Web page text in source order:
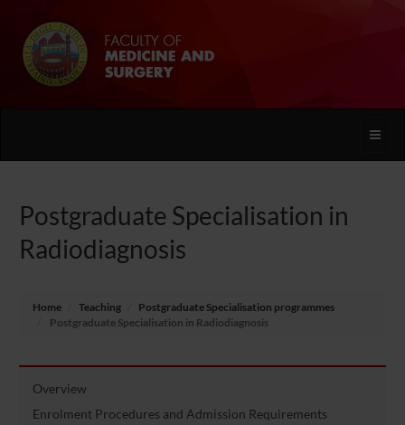
Toggle
Postgraduate Specialisation in
Radiodiagnosis
Home Teaching
Postgraduate Specialisation programmes
Postgraduate Specialisation in Radiodiagnosis
Overview
Enrolment Procedures and Admission Requirements